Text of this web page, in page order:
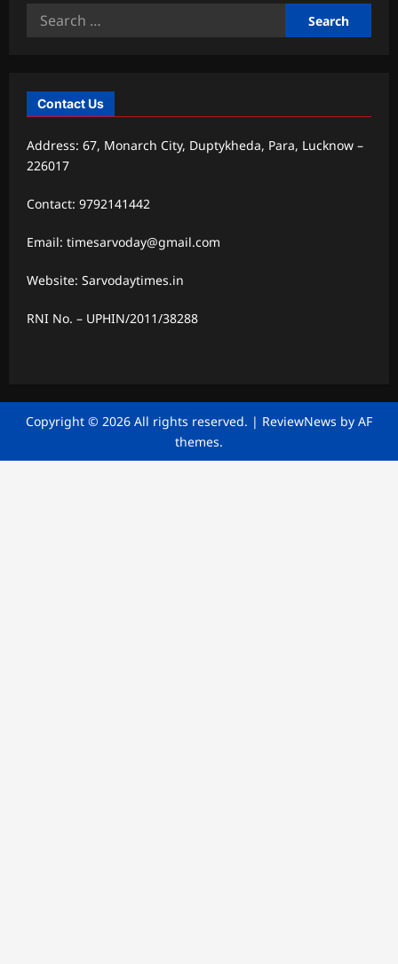
Search
Contact Us
Address: 67, Monarch City, Duptykheda, Para, Lucknow –
226017
Contact: 9792141442
Email: timesarvoday@gmail.com
Website: Sarvodaytimes.in
RNI No. – UPHIN/2011/38288
Copyright © 2026 All rights reserved. | ReviewNews by AF
themes.